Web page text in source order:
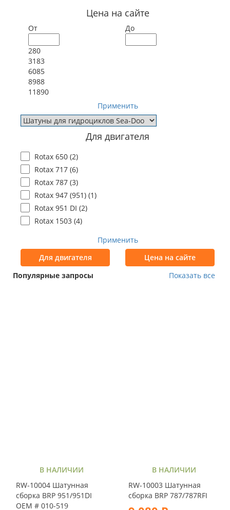
Цена на сайте
От До
280
3183
6085
8988
11890
Применить
Для двигателя
Rotax 650 (2)
Rotax 717 (6)
Rotax 787 (3)
Rotax 947 (951) (1)
Rotax 951 DI (2)
Rotax 1503 (4)
Применить
Для двигателя
Цена на сайте
Популярные запросы
Показать все
В НАЛИЧИИ
RW-10004 Шатунная
сборка BRP 951/951DI
OEM # 010-519
В НАЛИЧИИ
RW-10003 Шатунная
сборка BRP 787/787RFI